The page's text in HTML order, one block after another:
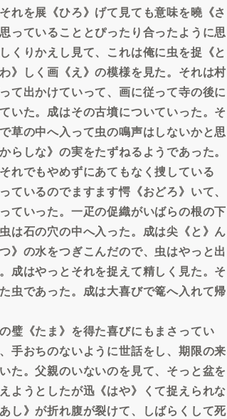
れを展《ひろ》げて見ても意味を曉《さ
っていることとぴったり合ったように思
くりかえし見て、これは俺に虫を捉《と
》しく画《え》の模様を見た。それは村
て出かけていって、画に従って寺の後に
いた。成はその古墳についていった。そ
草の中へ入って虫の鳴声はしないかと思
しな》の実をたずねるようであった。
れでもやめずにあてもなく捜している
いるのでますます愕《おどろ》いて、
ていった。一疋の促織がいばらの根の下
は石の穴の中へ入った。成は尖《と》ん
》の水をつぎこんだので、虫はやっと出
成はやっとそれを捉えて精しく見た。そ
虫であった。成は大喜びで篭へ入れて帰
璧《たま》を得た喜びにもまさってい
手おちのないように世話をし、期限の来
た。父親のいないのを見て、そっと盆を
ようとしたが迅《はや》くて捉えられな
し》が折れ腹が裂けて、しばらくして死